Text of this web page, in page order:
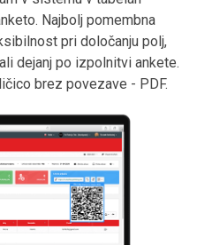
Najbolj pomembna
pri določanju polj,
dejanj po izpolnitvi ankete.
brez povezave - PDF.